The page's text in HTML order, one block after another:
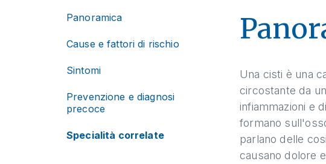
Panoramica
Cause e fattori di rischio
Sintomi
Prevenzione e diagnosi
precoce
Specialità correlate
Una cisti è una
circostante da
infiammazioni e
formano
parlano delle
causano dolore